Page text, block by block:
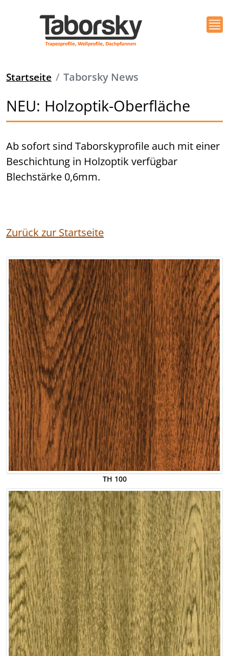
Startseite Taborsky News
NEU: Holzoptik-Oberfläche
Ab sofort sind Taborskyprofile auch mit einer
Beschichtung in Holzoptik verfügbar
Blechstärke 0,6mm.
Zurück zur Startseite
TH 100